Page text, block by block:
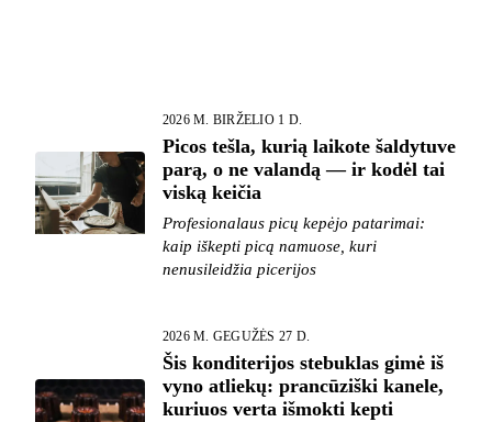
2026 M. BIRŽELIO 1 D.
Picos tešla, kurią laikote šaldytuve
parą, o ne valandą — ir kodėl tai
viską keičia
Profesionalaus picų kepėjo patarimai:
kaip iškepti picą namuose, kuri
nenusileidžia picerijos
2026 M. GEGUŽĖS 27 D.
Šis konditerijos stebuklas gimė iš
vyno atliekų: prancūziški kanele,
kuriuos verta išmokti kepti